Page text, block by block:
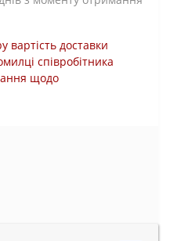
вартість доставки
співробітника
щодо